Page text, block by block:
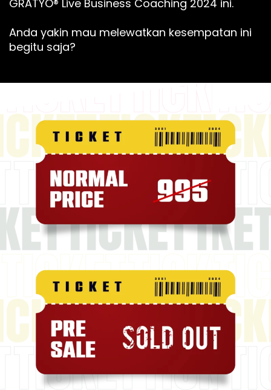
GRATYO® Live Business Coaching 2024 ini.
Anda yakin mau melewatkan kesempatan ini
begitu saja?